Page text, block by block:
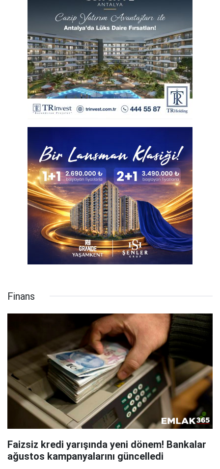
Finans
Faizsiz kredi yarışında yeni dönem! Bankalar
ağustos kampanyalarını güncelledi